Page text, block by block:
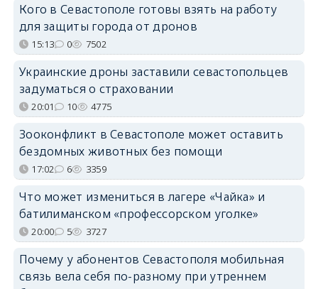
Кого в Севастополе готовы взять на работу
для защиты города от дронов
15:13 0 7502
Украинские дроны заставили севастопольцев
задуматься о страховании
20:01 10 4775
Зооконфликт в Севастополе может оставить
бездомных животных без помощи
17:02 6 3359
Что может измениться в лагере «Чайка» и
батилиманском «профессорском уголке»
20:00 5 3727
Почему у абонентов Севастополя мобильная
связь вела себя по-разному при утреннем